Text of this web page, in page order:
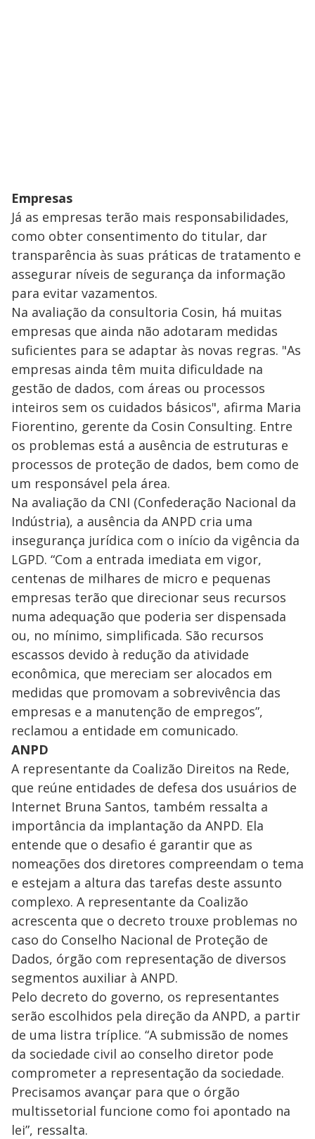
Empresas
Já as empresas terão mais responsabilidades,
como obter consentimento do titular, dar
transparência às suas práticas de tratamento e
assegurar níveis de segurança da informação
para evitar vazamentos.
Na avaliação da consultoria Cosin, há muitas
empresas que ainda não adotaram medidas
suficientes para se adaptar às novas regras. "As
empresas ainda têm muita dificuldade na
gestão de dados, com áreas ou processos
inteiros sem os cuidados básicos", afirma Maria
Fiorentino, gerente da Cosin Consulting. Entre
os problemas está a ausência de estruturas e
processos de proteção de dados, bem como de
um responsável pela área.
Na avaliação da CNI (Confederação Nacional da
Indústria), a ausência da ANPD cria uma
insegurança jurídica com o início da vigência da
LGPD. “Com a entrada imediata em vigor,
centenas de milhares de micro e pequenas
empresas terão que direcionar seus recursos
numa adequação que poderia ser dispensada
ou, no mínimo, simplificada. São recursos
escassos devido à redução da atividade
econômica, que mereciam ser alocados em
medidas que promovam a sobrevivência das
empresas e a manutenção de empregos”,
reclamou a entidade em comunicado.
ANPD
A representante da Coalizão Direitos na Rede,
que reúne entidades de defesa dos usuários de
Internet Bruna Santos, também ressalta a
importância da implantação da ANPD. Ela
entende que o desafio é garantir que as
nomeações dos diretores compreendam o tema
e estejam a altura das tarefas deste assunto
complexo. A representante da Coalizão
acrescenta que o decreto trouxe problemas no
caso do Conselho Nacional de Proteção de
Dados, órgão com representação de diversos
segmentos auxiliar à ANPD.
Pelo decreto do governo, os representantes
serão escolhidos pela direção da ANPD, a partir
de uma listra tríplice. “A submissão de nomes
da sociedade civil ao conselho diretor pode
comprometer a representação da sociedade.
Precisamos avançar para que o órgão
multissetorial funcione como foi apontado na
lei”, ressalta.